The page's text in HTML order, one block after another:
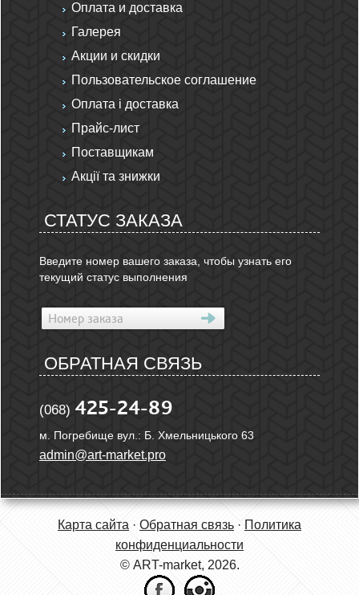
Оплата и доставка
Галерея
Акции и скидки
Пользовательское соглашение
Оплата і доставка
Прайс-лист
Поставщикам
Акції та знижки
СТАТУС ЗАКАЗА
Введите номер вашего заказа, чтобы узнать его
текущий статус выполнения
ОБРАТНАЯ СВЯЗЬ
(068) 425-24-89
м. Погребище вул.: Б. Хмельницького 63
admin@art-market.pro
Карта сайта · Обратная связь · Политика
конфиденциальности
© ART-market, 2026.